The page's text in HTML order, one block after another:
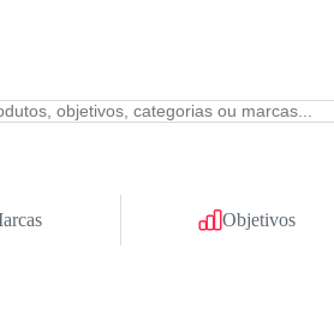
Objetivos